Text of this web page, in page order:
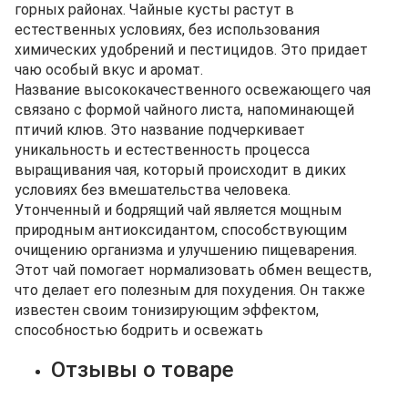
горных районах. Чайные кусты растут в
естественных условиях, без использования
химических удобрений и пестицидов. Это придает
чаю особый вкус и аромат.
Название высококачественного освежающего чая
связано с формой чайного листа, напоминающей
птичий клюв. Это название подчеркивает
уникальность и естественность процесса
выращивания чая, который происходит в диких
условиях без вмешательства человека.
Утонченный и бодрящий чай является мощным
природным антиоксидантом, способствующим
очищению организма и улучшению пищеварения.
Этот чай помогает нормализовать обмен веществ,
что делает его полезным для похудения. Он также
известен своим тонизирующим эффектом,
способностью бодрить и освежать
Отзывы о товаре